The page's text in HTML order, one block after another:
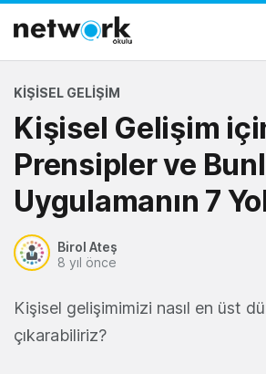
KIŞISEL GELIŞIM
Kişisel Gelişim
Prensipler ve
Uygulamanın 7
Birol Ateş
8 yıl önce
Kişisel gelişimimizi nasıl en üst
çıkarabiliriz?